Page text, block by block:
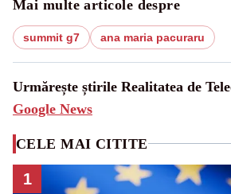
Mai multe articole despre
summit g7 ana maria pacuraru
Urmărește știrile Realitatea de
Google News
CELE MAI CITITE
1